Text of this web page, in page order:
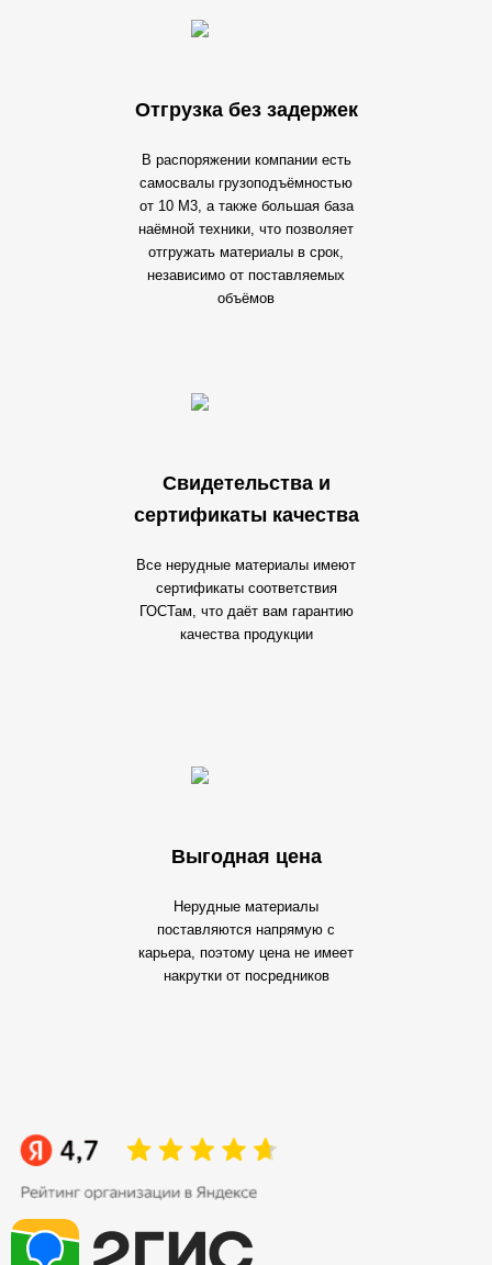
Отгрузка без задержек
В распоряжении компании есть
самосвалы грузоподъёмностью
от 10 М3, а также большая база
наёмной техники, что позволяет
отгружать материалы в срок,
независимо от поставляемых
объёмов
Свидетельства и
сертификаты качества
Все нерудные материалы имеют
сертификаты соответствия
ГОСТам, что даёт вам гарантию
качества продукции
Выгодная цена
Нерудные материалы
поставляются напрямую с
карьера, поэтому цена не имеет
накрутки от посредников